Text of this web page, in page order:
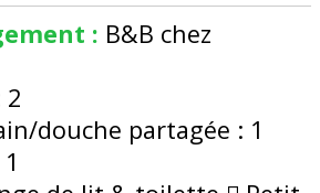
: B&B chez
2
douche partagée : 1
1